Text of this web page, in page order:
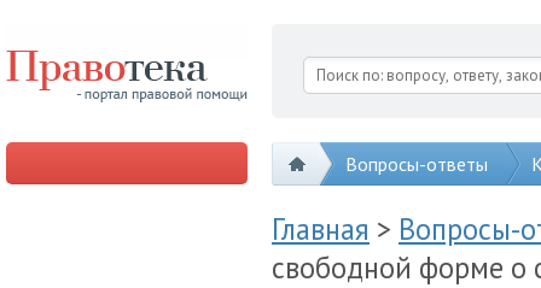
Вопросы-ответы
Главная > Вопросы-
свободной форме о